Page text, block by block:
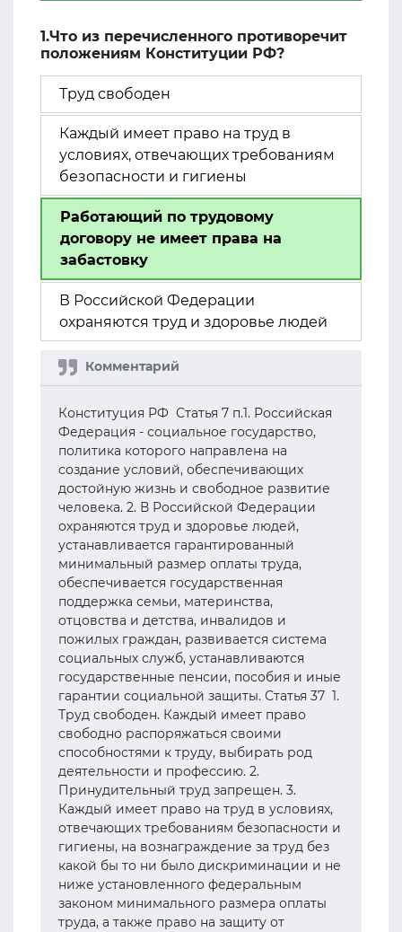
1.Что из перечисленного противоречит
положениям Конституции РФ?
Труд свободен
Каждый имеет право на труд в
условиях, отвечающих требованиям
безопасности и гигиены
Работающий по трудовому
договору не имеет права на
забастовку
В Российской Федерации
охраняются труд и здоровье людей
Конституция РФ Статья 7 п.1. Российская
Федерация - социальное государство,
политика которого направлена на
создание условий, обеспечивающих
достойную жизнь и свободное развитие
человека. 2. В Российской Федерации
охраняются труд и здоровье людей,
устанавливается гарантированный
минимальный размер оплаты труда,
обеспечивается государственная
поддержка семьи, материнства,
отцовства и детства, инвалидов и
пожилых граждан, развивается система
социальных служб, устанавливаются
государственные пенсии, пособия и иные
гарантии социальной защиты. Статья 37 1.
Труд свободен. Каждый имеет право
свободно распоряжаться своими
способностями к труду, выбирать род
деятельности и профессию. 2.
Принудительный труд запрещен. 3.
Каждый имеет право на труд в условиях,
отвечающих требованиям безопасности и
гигиены, на вознаграждение за труд без
какой бы то ни было дискриминации и не
ниже установленного федеральным
законом минимального размера оплаты
труда, а также право на защиту от